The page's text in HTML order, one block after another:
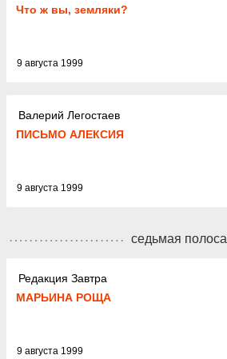
Что ж вы, земляки?
9 августа 1999
Валерий Легостаев
ПИСЬМО АЛЕКСИЯ
9 августа 1999
седьмая полоса
Редакция Завтра
МАРЬИНА РОЩА
9 августа 1999